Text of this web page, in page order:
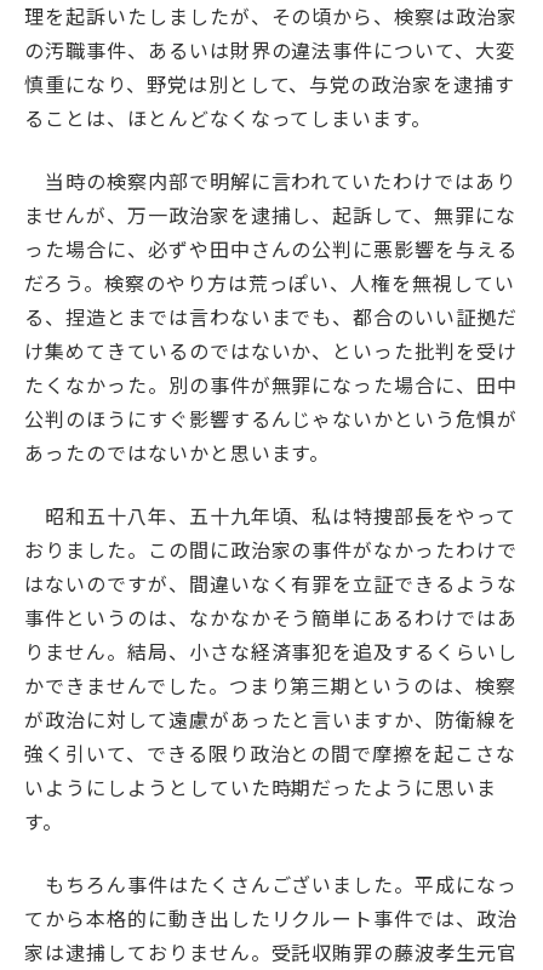
理を起訴いたしましたが、その頃から、検察は政治家
の汚職事件、あるいは財界の違法事件について、大変
慎重になり、野党は別として、与党の政治家を逮捕す
ることは、ほとんどなくなってしまいます。
当時の検察内部で明解に言われていたわけではあり
ませんが、万一政治家を逮捕し、起訴して、無罪にな
った場合に、必ずや田中さんの公判に悪影響を与える
だろう。検察のやり方は荒っぽい、人権を無視してい
る、捏造とまでは言わないまでも、都合のいい証拠だ
け集めてきているのではないか、といった批判を受け
たくなかった。別の事件が無罪になった場合に、田中
公判のほうにすぐ影響するんじゃないかという危惧が
あったのではないかと思います。
昭和五十八年、五十九年頃、私は特捜部長をやって
おりました。この間に政治家の事件がなかったわけで
はないのですが、間違いなく有罪を立証できるような
事件というのは、なかなかそう簡単にあるわけではあ
りません。結局、小さな経済事犯を追及するくらいし
かできませんでした。つまり第三期というのは、検察
が政治に対して遠慮があったと言いますか、防衛線を
強く引いて、できる限り政治との間で摩擦を起こさな
いようにしようとしていた時期だったように思いま
す。
もちろん事件はたくさんございました。平成になっ
てから本格的に動き出したリクルート事件では、政治
家は逮捕しておりません。受託収賄罪の藤波孝生元官